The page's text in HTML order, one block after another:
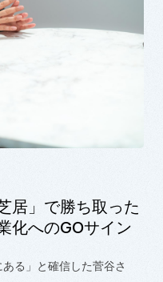
居」で勝ち取った
化へのGOサイン
る」と確信した菅谷さ